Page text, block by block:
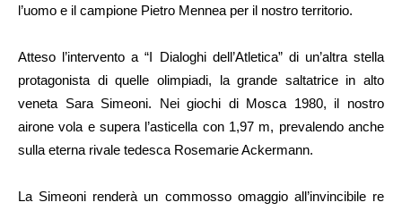
l’uomo e il campione Pietro Mennea per il nostro territorio.
Atteso l’intervento a “I Dialoghi dell’Atletica” di un’altra stella
protagonista di quelle olimpiadi, la grande saltatrice in alto
veneta Sara Simeoni. Nei giochi di Mosca 1980, il nostro
airone vola e supera l’asticella con 1,97 m, prevalendo anche
sulla eterna rivale tedesca Rosemarie Ackermann.
La Simeoni renderà un commosso omaggio all’invincibile re